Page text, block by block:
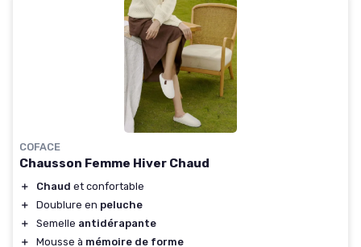
COFACE
Chausson Femme Hiver Chaud
＋ Chaud et confortable
＋
Doublure en peluche
＋
Semelle antidérapante
＋
Mousse à mémoire de forme